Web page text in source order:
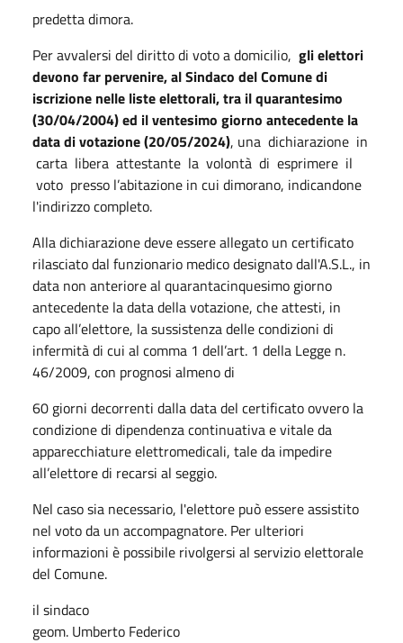
predetta dimora.
Per avvalersi del diritto di voto a domicilio, gli elettori
devono far pervenire, al Sindaco del Comune di
iscrizione nelle liste elettorali, tra il quarantesimo
(30/04/2004) ed il ventesimo giorno antecedente la
data di votazione (20/05/2024), una dichiarazione in
carta libera attestante la volontà di esprimere il
voto presso l’abitazione in cui dimorano, indicandone
l'indirizzo completo.
Alla dichiarazione deve essere allegato un certificato
rilasciato dal funzionario medico designato dall'A.S.L., in
data non anteriore al quarantacinquesimo giorno
antecedente la data della votazione, che attesti, in
capo all’elettore, la sussistenza delle condizioni di
infermità di cui al comma 1 dell’art. 1 della Legge n.
46/2009, con prognosi almeno di
60 giorni decorrenti dalla data del certificato ovvero la
condizione di dipendenza continuativa e vitale da
apparecchiature elettromedicali, tale da impedire
all’elettore di recarsi al seggio.
Nel caso sia necessario, l'elettore può essere assistito
nel voto da un accompagnatore. Per ulteriori
informazioni è possibile rivolgersi al servizio elettorale
del Comune.
il sindaco
geom. Umberto Federico